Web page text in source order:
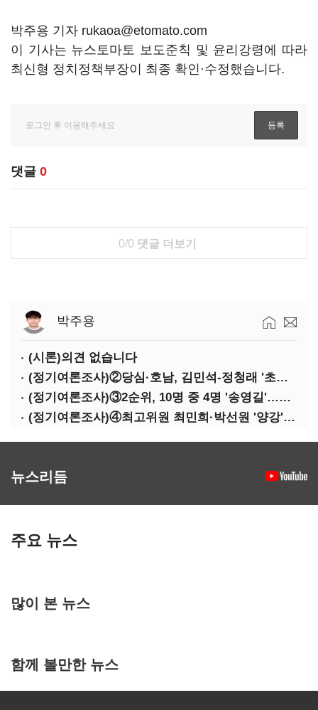
박주용 기자 rukaoa@etomato.com
이 기사는 뉴스토마토 보도준칙 및 윤리강령에 따라
최신형 정치정책부장이 최종 확인·수정했습니다.
댓글 0
0/0 댓글 더보기
박주용
(시론)의견 없습니다
(정기여론조사)②당심·호남, 김민석-정청래 '초접전'
(정기여론조사)③2순위, 10명 중 4명 '송영길'…정청래 '한 자릿수'
(정기여론조사)④최고위원 최민희·박선원 '양강'…서미화·이성윤·임미애 뒤이어
뉴스리듬
주요 뉴스
많이 본 뉴스
함께 볼만한 뉴스